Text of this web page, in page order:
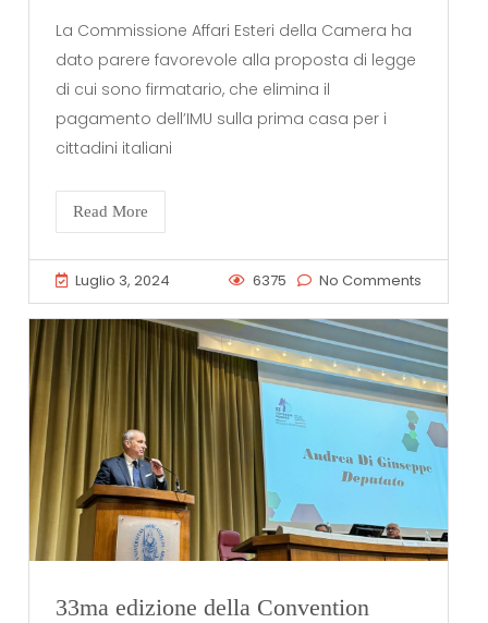
La Commissione Affari Esteri della Camera ha
dato parere favorevole alla proposta di legge
di cui sono firmatario, che elimina il
pagamento dell’IMU sulla prima casa per i
cittadini italiani
Read More
Luglio 3, 2024 6375 No Comments
33ma edizione della Convention